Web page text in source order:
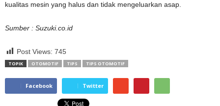
kualitas mesin yang halus dan tidak mengeluarkan asap.
Sumber : Suzuki.co.id
Post Views: 745
TOPIK OTOMOTIF TIPS TIPS OTOMOTIF
Facebook Twitter